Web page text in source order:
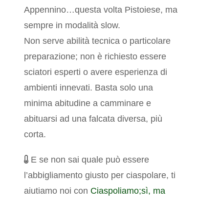
Appennino…questa volta Pistoiese, ma
sempre in modalità slow.
Non serve abilità tecnica o particolare
preparazione; non è richiesto essere
sciatori esperti o avere esperienza di
ambienti innevati. Basta solo una
minima abitudine a camminare e
abituarsi ad una falcata diversa, più
corta.
E se non sai quale può essere
l’abbigliamento giusto per ciaspolare, ti
aiutiamo noi con Ciaspoliamo;sì, ma